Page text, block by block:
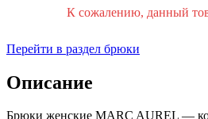
К сожалению, данный
Перейти в раздел брюки
Описание
Брюки женские MARC AUREL —